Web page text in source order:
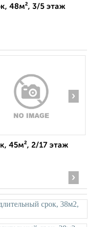
48м², 3/5 этаж
›
45м², 2/17 этаж
›